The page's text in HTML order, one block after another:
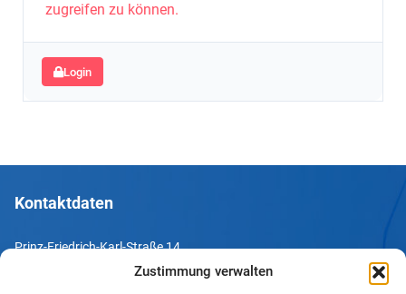
Zustimmung verwalten
zugreifen zu können.
Login
Kontaktdaten
Prinz-Friedrich-Karl-Straße 14